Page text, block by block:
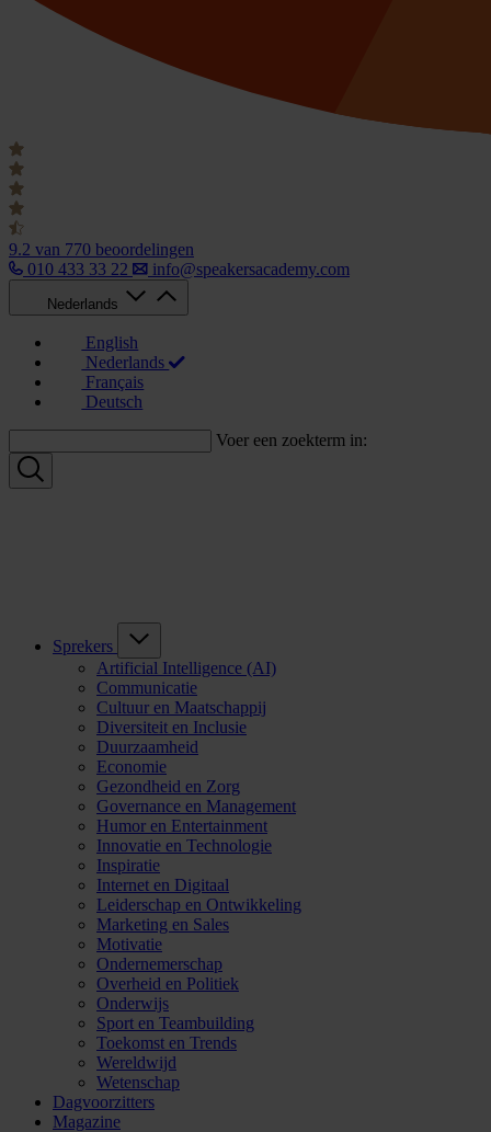
9.2 van 770 beoordelingen
010 433 33 22
info@speakersacademy.com
Nederlands
English
Nederlands
Français
Deutsch
Voer een zoekterm in:
Sprekers
Artificial Intelligence (AI)
Communicatie
Cultuur en Maatschappij
Diversiteit en Inclusie
Duurzaamheid
Economie
Gezondheid en Zorg
Governance en Management
Humor en Entertainment
Innovatie en Technologie
Inspiratie
Internet en Digitaal
Leiderschap en Ontwikkeling
Marketing en Sales
Motivatie
Ondernemerschap
Overheid en Politiek
Onderwijs
Sport en Teambuilding
Toekomst en Trends
Wereldwijd
Wetenschap
Dagvoorzitters
Magazine